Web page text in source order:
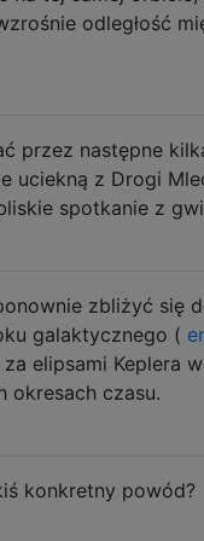
odległość
przez następne
uciekną z Drogi
spotkanie z
zbliżyć się
galaktycznego (
elipsami Keplera
okresach czasu.
konkretny powód?